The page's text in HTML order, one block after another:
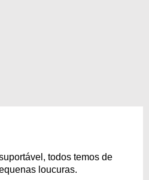
todos temos de
loucuras.